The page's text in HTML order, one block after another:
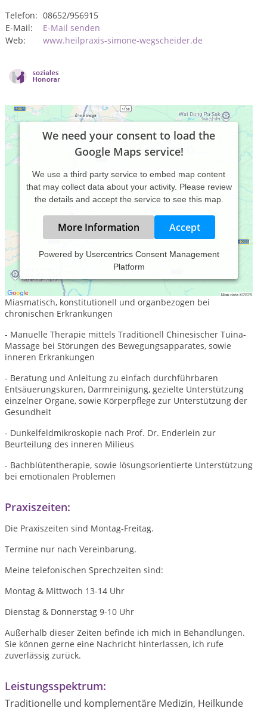
Telefon: 08652/956915
E-Mail:
E-Mail senden
Web:
www.heilpraxis-simone-wegscheider.de
We need your consent to load the
Google Maps service!
We use a third party service to embed map content
that may collect data about your activity. Please review
the details and accept the service to see this map.
More Information Accept
Powered by Usercentrics Consent Management
Platform
Mein Behandlungsspektrum umfasst:
- Fachgerecht ausgeführte homöopathische Behandlung:
Miasmatisch, konstitutionell und organbezogen bei
chronischen Erkrankungen
- Manuelle Therapie mittels Traditionell Chinesischer Tuina-
Massage bei Störungen des Bewegungsapparates, sowie
inneren Erkrankungen
- Beratung und Anleitung zu einfach durchführbaren
Entsäuerungskuren, Darmreinigung, gezielte Unterstützung
einzelner Organe, sowie Körperpflege zur Unterstützung der
Gesundheit
- Dunkelfeldmikroskopie nach Prof. Dr. Enderlein zur
Beurteilung des inneren Milieus
- Bachblütentherapie, sowie lösungsorientierte Unterstützung
bei emotionalen Problemen
Praxiszeiten:
Die Praxiszeiten sind Montag-Freitag.
Termine nur nach Vereinbarung.
Meine telefonischen Sprechzeiten sind:
Montag & Mittwoch 13-14 Uhr
Dienstag & Donnerstag 9-10 Uhr
Außerhalb dieser Zeiten befinde ich mich in Behandlungen.
Sie können gerne eine Nachricht hinterlassen, ich rufe
zuverlässig zurück.
Leistungsspektrum:
Traditionelle und komplementäre Medizin, Heilkunde